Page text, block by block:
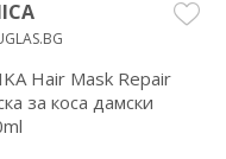
Hair Mask Repair
за коса дамски